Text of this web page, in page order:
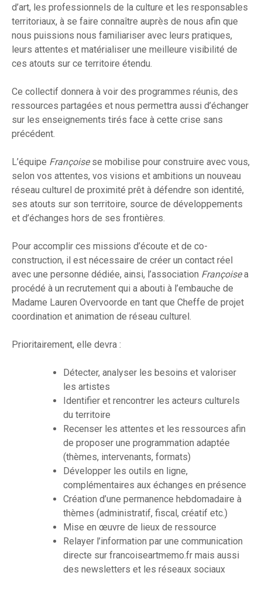
d’art, les professionnels de la culture et les responsables
territoriaux, à se faire connaître auprès de nous afin que
nous puissions nous familiariser avec leurs pratiques,
leurs attentes et matérialiser une meilleure visibilité de
ces atouts sur ce territoire étendu.
Ce collectif donnera à voir des programmes réunis, des
ressources partagées et nous permettra aussi d’échanger
sur les enseignements tirés face à cette crise sans
précédent.
L’équipe Françoisese mobilise pour construire avec vous,
selon vos attentes, vos visions et ambitions un nouveau
réseau culturel de proximité prêt à défendre son identité,
ses atouts sur son territoire, source de développements
et d’échanges hors de ses frontières.
Pour accomplir ces missions d’écoute et de co-
construction, il est nécessaire de créer un contact réel
avec une personne dédiée, ainsi, l’association Françoisea
procédé à un recrutement qui a abouti à l’embauche de
Madame Lauren Overvoorde en tant que Cheffe de projet
coordination et animation de réseau culturel.
Prioritairement, elle devra :
Détecter, analyser les besoins et valoriser
les artistes
Identifier et rencontrer les acteurs culturels
du territoire
Recenser les attentes et les ressources afin
de proposer une programmation adaptée
(thèmes, intervenants, formats)
Développer les outils en ligne,
complémentaires aux échanges en présence
Création d’une permanence hebdomadaire à
thèmes (administratif, fiscal, créatif etc.)
Mise en œuvre de lieux de ressource
Relayer l’information par une communication
directe sur francoiseartmemo.fr mais aussi
des newsletters et les réseaux sociaux